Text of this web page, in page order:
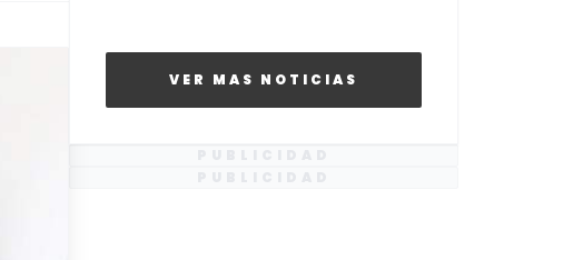
VER MAS NOTICIAS